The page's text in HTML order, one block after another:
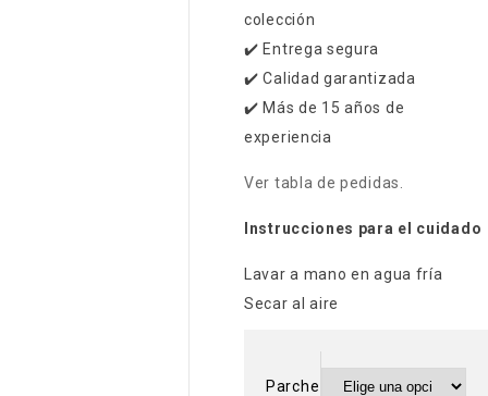
colección
✔️ Entrega segura
✔️ Calidad garantizada
✔️ Más de 15 años de
experiencia
Ver tabla de pedidas.
Instrucciones para el cuidado
Lavar a mano en agua fría
Secar al aire
Parche